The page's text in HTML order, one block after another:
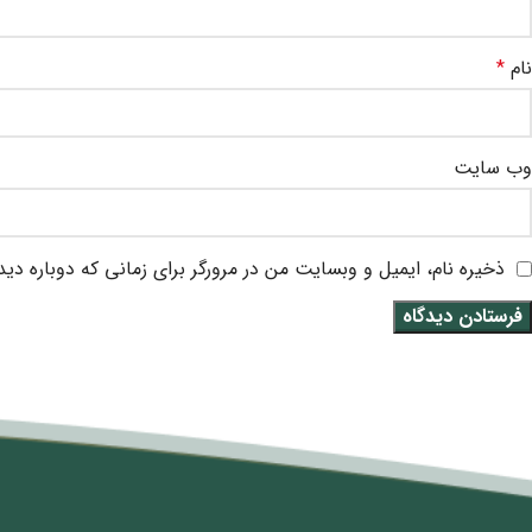
نام *
وب‌ سایت
ذخیره نام، ایمیل و وبسایت من در مرورگر برای زمانی که دوباره
متن سربرگ خود را وارد کنید